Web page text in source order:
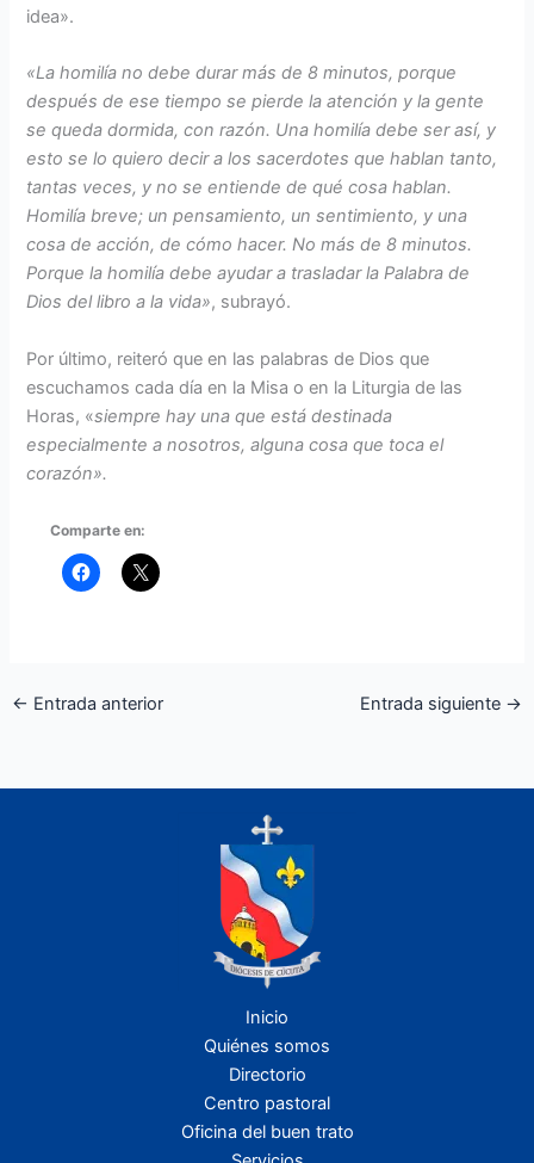
idea».
«La homilía no debe durar más de 8 minutos, porque
después de ese tiempo se pierde la atención y la gente
se queda dormida, con razón. Una homilía debe ser así, y
esto se lo quiero decir a los sacerdotes que hablan tanto,
tantas veces, y no se entiende de qué cosa hablan.
Homilía breve; un pensamiento, un sentimiento, y una
cosa de acción, de cómo hacer. No más de 8 minutos.
Porque la homilía debe ayudar a trasladar la Palabra de
Dios del libro a la vida», subrayó.
Por último, reiteró que en las palabras de Dios que
escuchamos cada día en la Misa o en la Liturgia de las
Horas, «siempre hay una que está destinada
especialmente a nosotros, alguna cosa que toca el
corazón».
Comparte en:
← Entrada anterior Entrada siguiente →
Inicio
Quiénes somos
Directorio
Centro pastoral
Oficina del buen trato